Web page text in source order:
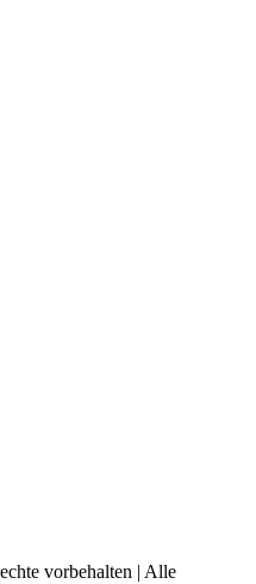
vorbehalten | Alle